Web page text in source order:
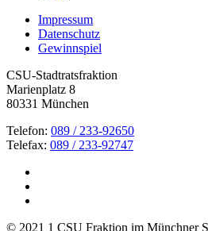
Impressum
Datenschutz
Gewinnspiel
CSU-Stadtratsfraktion
Marienplatz 8
80331 München
Telefon: 089 / 233-92650
Telefax: 089 / 233-92747
© 2021 1 CSU Fraktion im Münchner